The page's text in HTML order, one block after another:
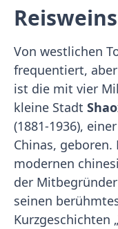
Reisweins
Von westlichen
frequentiert,
ist die mit vier
kleine Stadt
(1881-1936),
Chinas,
modernen
der
seinen
Kurzgeschichten